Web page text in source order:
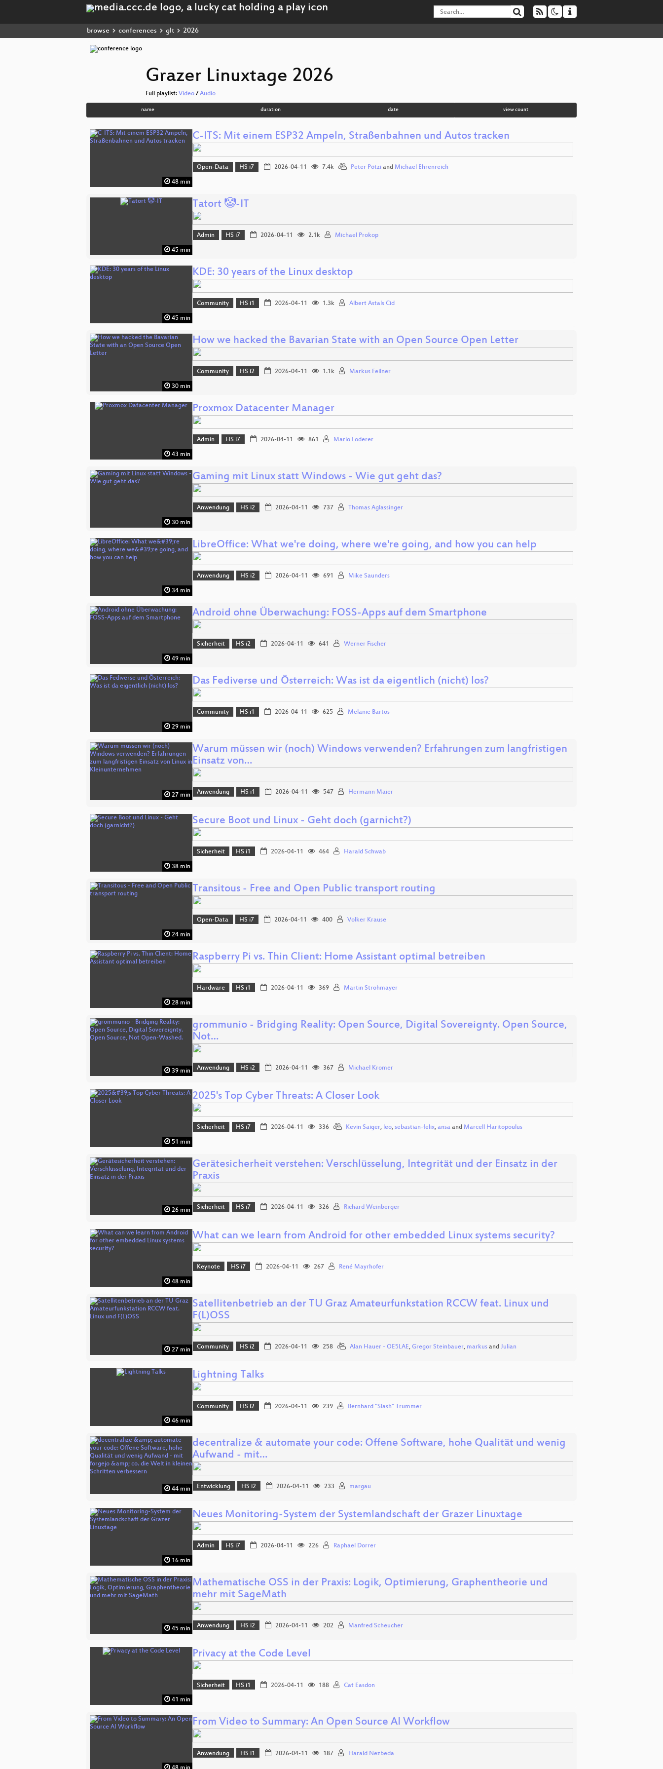
browse conferences glt 2026
Grazer Linuxtage 2026
Full playlist: Video / Audio
name duration date view count
48 min
C-ITS: Mit einem ESP32 Ampeln, Straßenbahnen und Autos tracken
Open-Data HS i7 2026-04-11 7.4k Peter Pötziand Michael Ehrenreich
45 min
Tatort 🤡-IT
Admin HS i7 2026-04-11 2.1k Michael Prokop
45 min
KDE: 30 years of the Linux desktop
Community HS i1 2026-04-11 1.3k Albert Astals Cid
30 min
How we hacked the Bavarian State with an Open Source Open Letter
Community HS i2 2026-04-11 1.1k Markus Feilner
43 min
Proxmox Datacenter Manager
Admin HS i7 2026-04-11 861 Mario Loderer
30 min
Gaming mit Linux statt Windows - Wie gut geht das?
Anwendung HS i2 2026-04-11 737 Thomas Aglassinger
34 min
LibreOffice: What we're doing, where we're going, and how you can help
Anwendung HS i2 2026-04-11 691 Mike Saunders
49 min
Android ohne Überwachung: FOSS-Apps auf dem Smartphone
Sicherheit HS i2 2026-04-11 641 Werner Fischer
29 min
Das Fediverse und Österreich: Was ist da eigentlich (nicht) los?
Community HS i1 2026-04-11 625 Melanie Bartos
27 min
Warum müssen wir (noch) Windows verwenden? Erfahrungen zum langfristigen
Einsatz von…
Anwendung HS i1 2026-04-11 547 Hermann Maier
38 min
Secure Boot und Linux - Geht doch (garnicht?)
Sicherheit HS i1 2026-04-11 464 Harald Schwab
24 min
Transitous - Free and Open Public transport routing
Open-Data HS i7 2026-04-11 400 Volker Krause
28 min
Raspberry Pi vs. Thin Client: Home Assistant optimal betreiben
Hardware HS i1 2026-04-11 369 Martin Strohmayer
39 min
grommunio - Bridging Reality: Open Source, Digital Sovereignty. Open Source,
Not…
Anwendung HS i2 2026-04-11 367 Michael Kromer
51 min
2025's Top Cyber Threats: A Closer Look
Sicherheit HS i7 2026-04-11 336 Kevin Saiger, leo, sebastian-felix, ansaand Marcell Haritopoulus
26 min
Gerätesicherheit verstehen: Verschlüsselung, Integrität und der Einsatz in der
Praxis
Sicherheit HS i7 2026-04-11 326 Richard Weinberger
48 min
What can we learn from Android for other embedded Linux systems security?
Keynote HS i7 2026-04-11 267 René Mayrhofer
27 min
Satellitenbetrieb an der TU Graz Amateurfunkstation RCCW feat. Linux und
F(L)OSS
Community HS i2 2026-04-11 258 Alan Hauer - OE5LAE, Gregor Steinbauer, markusand Julian
46 min
Lightning Talks
Community HS i2 2026-04-11 239 Bernhard "Slash" Trummer
44 min
decentralize & automate your code: Offene Software, hohe Qualität und wenig
Aufwand - mit…
Entwicklung HS i2 2026-04-11 233 margau
16 min
Neues Monitoring-System der Systemlandschaft der Grazer Linuxtage
Admin HS i7 2026-04-11 226 Raphael Dorrer
45 min
Mathematische OSS in der Praxis: Logik, Optimierung, Graphentheorie und
mehr mit SageMath
Anwendung HS i2 2026-04-11 202 Manfred Scheucher
41 min
Privacy at the Code Level
Sicherheit HS i1 2026-04-11 188 Cat Easdon
From Video to Summary: An Open Source AI Workflow
Anwendung HS i1 2026-04-11 187 Harald Nezbeda